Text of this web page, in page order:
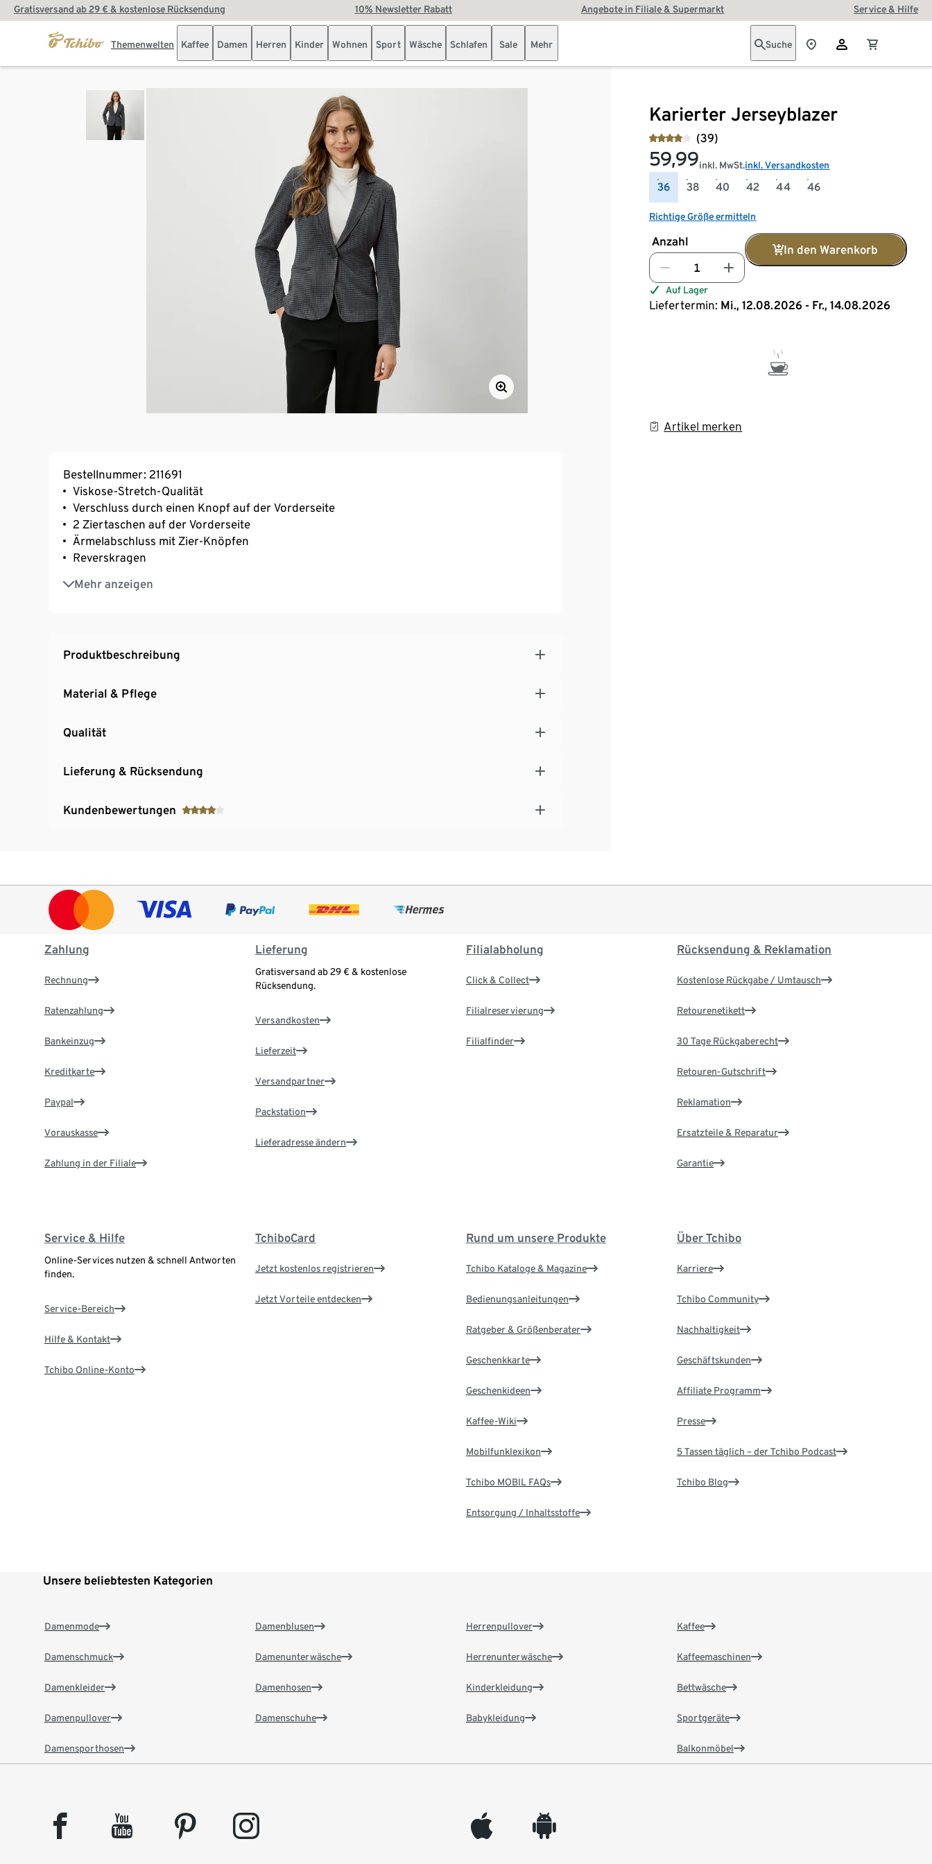
Gratisversand ab 29 € & kostenlose Rücksendung 10% Newsletter Rabatt Angebote in Filiale & Supermarkt Service & Hilfe
Themenwelten Kaffee Damen Herren Kinder Wohnen Sport Wäsche Schlafen Sale Mehr Suche
Karierter Jerseyblazer
(39)
59,99inkl. MwSt.inkl. Versandkosten
36 38 40 42 44 46
Richtige Größe ermitteln
Anzahl
In den Warenkorb
Auf Lager
Liefertermin: Mi., 12.08.2026 - Fr., 14.08.2026
Artikel merken
Bestellnummer: 211691
Viskose-Stretch-Qualität
Verschluss durch einen Knopf auf der Vorderseite
2 Ziertaschen auf der Vorderseite
Ärmelabschluss mit Zier-Knöpfen
Reverskragen
Mehr anzeigen
Gefüttert
Rückseite mit Teilungsnaht und Saumschlitz
Produktbeschreibung
Material & Pflege
Qualität
Lieferung & Rücksendung
Kundenbewertungen
Zahlung
Rechnung
Ratenzahlung
Bankeinzug
Kreditkarte
Paypal
Vorauskasse
Zahlung in der Filiale
Lieferung
Gratisversand ab 29 € & kostenlose
Rücksendung.
Versandkosten
Lieferzeit
Versandpartner
Packstation
Lieferadresse ändern
Filialabholung
Click & Collect
Filialreservierung
Filialfinder
Rücksendung & Reklamation
Kostenlose Rückgabe / Umtausch
Retourenetikett
30 Tage Rückgaberecht
Retouren-Gutschrift
Reklamation
Ersatzteile & Reparatur
Garantie
Service & Hilfe
Online-Services nutzen & schnell Antworten
finden.
Service-Bereich
Hilfe & Kontakt
Tchibo Online-Konto
TchiboCard
Jetzt kostenlos registrieren
Jetzt Vorteile entdecken
Rund um unsere Produkte
Tchibo Kataloge & Magazine
Bedienungsanleitungen
Ratgeber & Größenberater
Geschenkkarte
Geschenkideen
Kaffee-Wiki
Mobilfunklexikon
Tchibo MOBIL FAQs
Entsorgung / Inhaltsstoffe
Über Tchibo
Karriere
Tchibo Community
Nachhaltigkeit
Geschäftskunden
Affiliate Programm
Presse
5 Tassen täglich – der Tchibo Podcast
Tchibo Blog
Unsere beliebtesten Kategorien
Damenmode
Damenschmuck
Damenkleider
Damenpullover
Damensporthosen
Damenblusen
Damenunterwäsche
Damenhosen
Damenschuhe
Herrenpullover
Herrenunterwäsche
Kinderkleidung
Babykleidung
Kaffee
Kaffeemaschinen
Bettwäsche
Sportgeräte
Balkonmöbel
facebook youtube pinterest instagram appleinc android